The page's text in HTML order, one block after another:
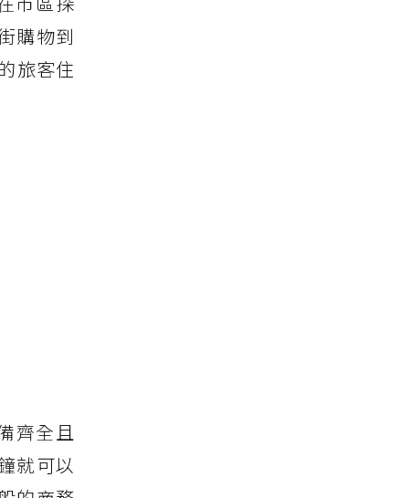
購物到
旅客住
齊全且
就可以